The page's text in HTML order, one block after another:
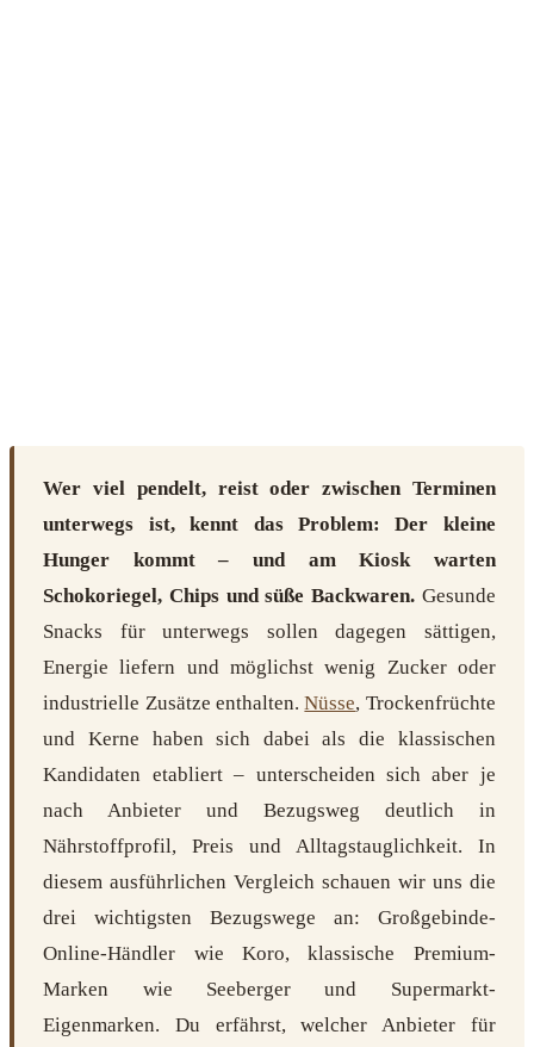
Wer viel pendelt, reist oder zwischen Terminen
unterwegs ist, kennt das Problem: Der kleine
Hunger kommt – und am Kiosk warten
Schokoriegel, Chips und süße Backwaren. Gesunde
Snacks für unterwegs sollen dagegen sättigen,
Energie liefern und möglichst wenig Zucker oder
industrielle Zusätze enthalten.Nüsse, Trockenfrüchte
und Kerne haben sich dabei als die klassischen
Kandidaten etabliert – unterscheiden sich aber je
nach Anbieter und Bezugsweg deutlich in
Nährstoffprofil, Preis und Alltagstauglichkeit. In
diesem ausführlichen Vergleich schauen wir uns die
drei wichtigsten Bezugswege an: Großgebinde-
Online-Händler wie Koro, klassische Premium-
Marken wie Seeberger und Supermarkt-
Eigenmarken. Du erfährst, welcher Anbieter für